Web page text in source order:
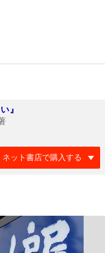
』
ネット書店で購入する